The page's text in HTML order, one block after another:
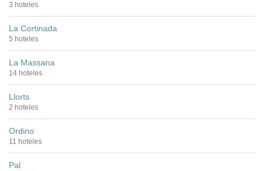
3 hoteles
La Cortinada
5 hoteles
La Massana
14 hoteles
Llorts
2 hoteles
Ordino
11 hoteles
Pal